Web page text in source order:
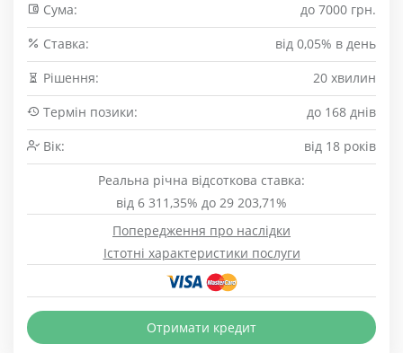
Сума:
до 7000 грн.
Cтавка:
від 0,05% в день
Рішення:
20 хвилин
Термін позики:
до 168 днів
Вік:
від 18 років
Реальна річна відсоткова ставка:
від 6 311,35% до 29 203,71%
Попередження про наслідки
Істотні характеристики послуги
Отримати кредит